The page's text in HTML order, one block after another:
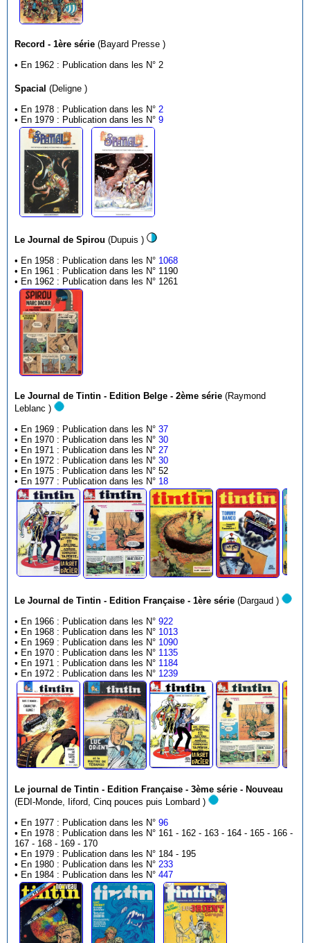
Record - 1ère série
(Bayard Presse )
• En 1962 : Publication dans les N° 2
Spacial
(Deligne )
• En 1978 : Publication dans les N° 2
• En 1979 : Publication dans les N°9
Le Journal de Spirou
(Dupuis )
• En 1958 : Publication dans les N° 1068
• En 1961 : Publication dans les N° 1190
• En 1962 : Publication dans les N° 1261
Le Journal de Tintin - Edition Belge - 2ème série(Raymond
Leblanc )
• En 1969 : Publication dans les N°37
• En 1970 : Publication dans les N°30
• En 1971 : Publication dans les N° 27
• En 1972 : Publication dans les N°30
• En 1975 : Publication dans les N° 52
• En 1977 : Publication dans les N° 18
Le Journal de Tintin - Edition Française - 1ère série
(Dargaud )
• En 1966 : Publication dans les N°922
• En 1968 : Publication dans les N° 1013
• En 1969 : Publication dans les N° 1090
• En 1970 : Publication dans les N° 1135
• En 1971 : Publication dans les N° 1184
• En 1972 : Publication dans les N° 1239
Le journal de Tintin - Edition Française - 3ème série - Nouveau
(EDI-Monde, Iiford, Cinq pouces puis Lombard )
• En 1977 : Publication dans les N°96
• En 1978 : Publication dans les N° 161 - 162 - 163 - 164 - 165 - 166 -
167 - 168 - 169 - 170
• En 1979 : Publication dans les N° 184 - 195
• En 1980 : Publication dans les N° 233
• En 1984 : Publication dans les N°447